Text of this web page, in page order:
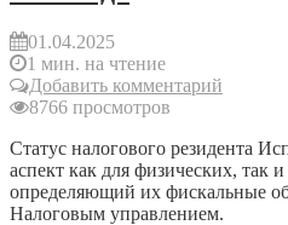
01.04.2025
1 мин. на чтение
Добавить комментарий
8766 просмотров
Статус налогового резидента
аспект как для физических, так
определяющий их фискальные
Налоговым управлением.